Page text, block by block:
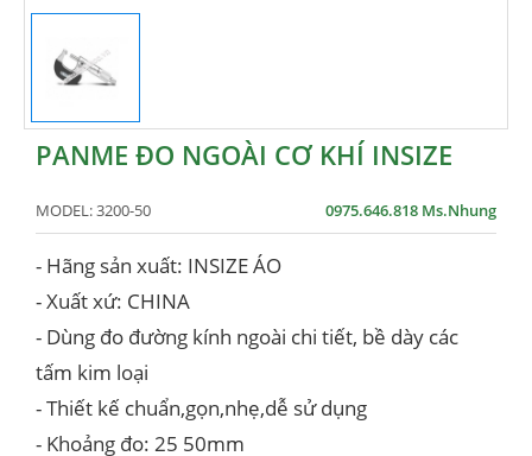
PANME ĐO NGOÀI CƠ KHÍ INSIZE
MODEL:3200-50 0975.646.818 Ms.Nhung
- Hãng sản xuất: INSIZE ÁO
- Xuất xứ: CHINA
- Dùng đo đường kính ngoài chi tiết, bề dày các
tấm kim loại
- Thiết kế chuẩn,gọn,nhẹ,dễ sử dụng
- Khoảng đo: 25 50mm